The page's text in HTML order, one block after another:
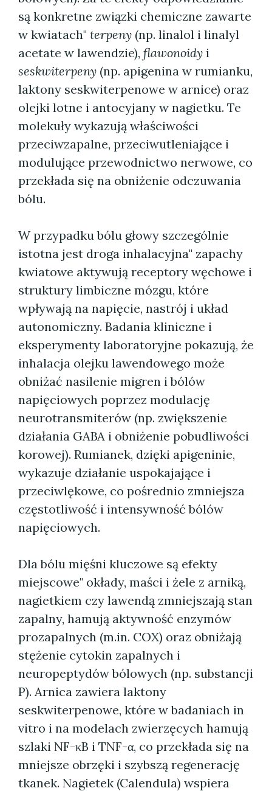
są konkretne związki chemiczne zawarte
w kwiatach" terpeny (np. linalol i linalyl
acetate w lawendzie), flawonoidy i
seskwiterpeny (np. apigenina w rumianku,
laktony seskwiterpenowe w arnice) oraz
olejki lotne i antocyjany w nagietku. Te
molekuły wykazują właściwości
przeciwzapalne, przeciwutleniające i
modulujące przewodnictwo nerwowe, co
przekłada się na obniżenie odczuwania
bólu.
W przypadku bólu głowy szczególnie
istotna jest droga inhalacyjna" zapachy
kwiatowe aktywują receptory węchowe i
struktury limbiczne mózgu, które
wpływają na napięcie, nastrój i układ
autonomiczny. Badania kliniczne i
eksperymenty laboratoryjne pokazują, że
inhalacja olejku lawendowego może
obniżać nasilenie migren i bólów
napięciowych poprzez modulację
neurotransmiterów (np. zwiększenie
działania GABA i obniżenie pobudliwości
korowej). Rumianek, dzięki apigeninie,
wykazuje działanie uspokajające i
przeciwlękowe, co pośrednio zmniejsza
częstotliwość i intensywność bólów
napięciowych.
Dla bólu mięśni kluczowe są efekty
miejscowe" okłady, maści i żele z arniką,
nagietkiem czy lawendą zmniejszają stan
zapalny, hamują aktywność enzymów
prozapalnych (m.in. COX) oraz obniżają
stężenie cytokin zapalnych i
neuropeptydów bólowych (np. substancji
P). Arnica zawiera laktony
seskwiterpenowe, które w badaniach in
vitro i na modelach zwierzęcych hamują
szlaki NF-κB i TNF-α, co przekłada się na
mniejsze obrzęki i szybszą regenerację
tkanek. Nagietek (Calendula) wspiera